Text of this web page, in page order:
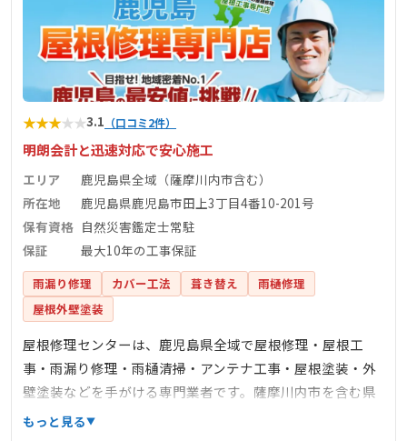
★★★★★3.1 （口コミ2件）
明朗会計と迅速対応で安心施工
エリア
鹿児島県全域（薩摩川内市含む）
所在地
鹿児島県鹿児島市田上3丁目4番10-201号
保有資格 自然災害鑑定士常駐
保証
最大10年の工事保証
雨漏り修理 カバー工法 葺き替え
雨樋修理
屋根外壁塗装
屋根修理センターは、鹿児島県全域で屋根修理・屋根工
事・雨漏り修理・雨樋清掃・アンテナ工事・屋根塗装・外
壁塗装などを手がける専門業者です。薩摩川内市を含む県
内全域に対応し、下見・点検・お見積りを無料で提供して
もっと見る